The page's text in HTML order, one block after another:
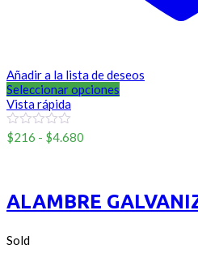
Añadir a la lista de deseos
Seleccionar opciones
Vista rápida
0
out
$216 - $4.680
$216
hasta
ALAMBRE
Sold